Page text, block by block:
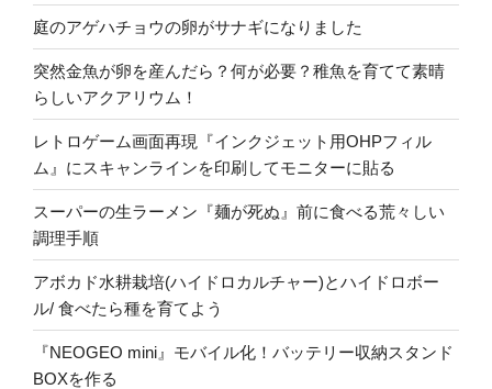
庭のアゲハチョウの卵がサナギになりました
突然金魚が卵を産んだら？何が必要？稚魚を育てて素晴
らしいアクアリウム！
レトロゲーム画面再現『インクジェット用OHPフィル
ム』にスキャンラインを印刷してモニターに貼る
スーパーの生ラーメン『麺が死ぬ』前に食べる荒々しい
調理手順
アボカド水耕栽培(ハイドロカルチャー)とハイドロボー
ル/ 食べたら種を育てよう
『NEOGEO mini』モバイル化！バッテリー収納スタンド
BOXを作る